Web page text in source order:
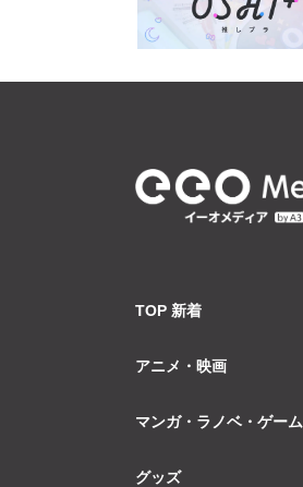
TOP 新着
アニメ・映画
マンガ・ラノベ・ゲーム
グッズ